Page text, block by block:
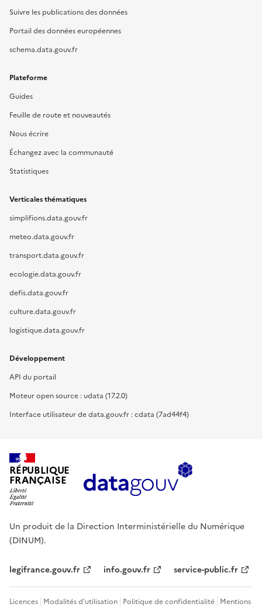
Suivre les publications des données
Portail des données européennes
schema.data.gouv.fr
Plateforme
Guides
Feuille de route et nouveautés
Nous écrire
Échangez avec la communauté
Statistiques
Verticales thématiques
simplifions.data.gouv.fr
meteo.data.gouv.fr
transport.data.gouv.fr
ecologie.data.gouv.fr
defis.data.gouv.fr
culture.data.gouv.fr
logistique.data.gouv.fr
Développement
API du portail
Moteur open source : udata (17.2.0)
Interface utilisateur de data.gouv.fr : cdata (7ad44f4)
RÉPUBLIQUE
FRANÇAISE
Un produit de la Direction Interministérielle du Numérique
(DINUM).
legifrance.gouv.fr info.gouv.fr service-public.fr
Licences Modalités d'utilisation Politique de confidentialité Mentions